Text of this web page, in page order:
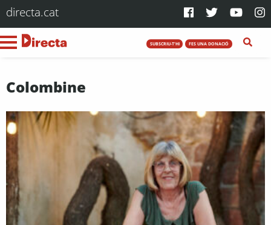
directa.cat
SUBSCRIU-T'HI FES UNA DONACIÓ
Colombine